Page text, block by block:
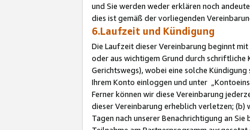
und Sie werden weder erklären noch
dies ist gemäß der vorliegenden
6.Laufzeit und Kündigung
Die Laufzeit dieser Vereinbarung beginnt
oder aus wichtigem Grund durch schriftliche
Gerichtswegs), wobei eine solche
Ihrem Konto einloggen und unter
Ferner können wir diese Vereinbarung
dieser Vereinbarung erheblich verletzen; (b)
Tagen nach unserer Benachrichtigung an